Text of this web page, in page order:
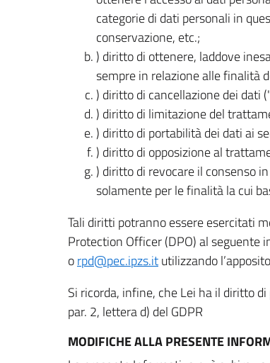
categorie di dati personali in
conservazione, etc.;
) diritto di ottenere, laddove
sempre in relazione alle finalità
) diritto di cancellazione dei dati
) diritto di limitazione del
) diritto di portabilità dei dati ai
) diritto di opposizione al
) diritto di revocare il consenso
solamente per le finalità la cui
Tali diritti potranno essere esercitati
Protection Officer (DPO) al seguente
orpd@pec.ipzs.itutilizzando
Si ricorda, infine, che Lei ha il diritto
par. 2, lettera d) del GDPR
MODIFICHE ALLA PRESENTE